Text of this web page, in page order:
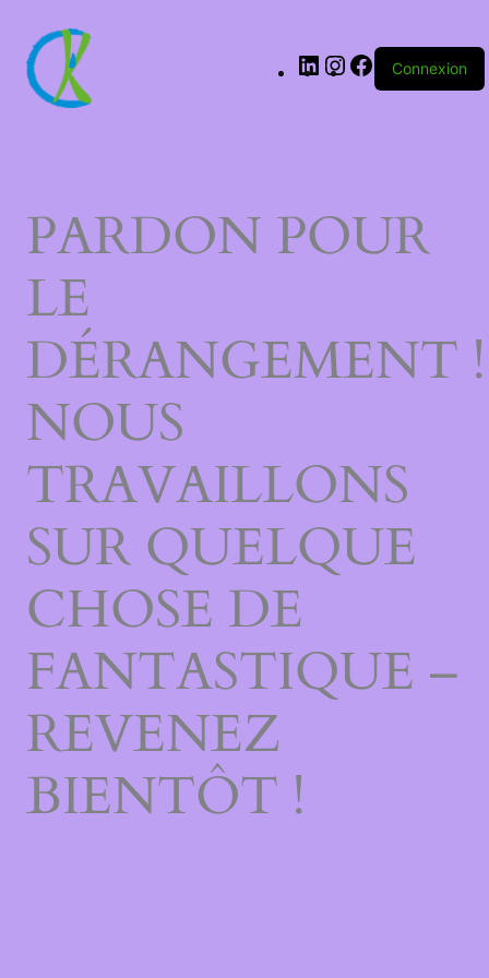
Connexion
PARDON POUR
LE
DÉRANGEMENT !
NOUS
TRAVAILLONS
SUR QUELQUE
CHOSE DE
FANTASTIQUE –
REVENEZ
BIENTÔT !